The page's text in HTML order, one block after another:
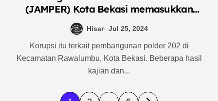
(JAMPER) Kota Bekasi memasukkan
Surat Laporan Informasi Tentang Kasus
Korupsi Yang Terjadi Pada Tahun 2021
Hisar Jul 25, 2024
Korupsi itu terkait pembangunan polder 202 di
Kecamatan Rawalumbu, Kota Bekasi. Beberapa hasil
kajian dan...